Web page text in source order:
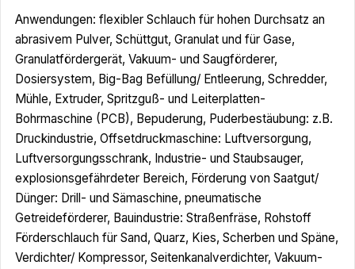
Anwendungen: flexibler Schlauch für hohen Durchsatz an
abrasivem Pulver, Schüttgut, Granulat und für Gase,
Granulatfördergerät, Vakuum- und Saugförderer,
Dosiersystem, Big-Bag Befüllung/ Entleerung, Schredder,
Mühle, Extruder, Spritzguß- und Leiterplatten-
Bohrmaschine (PCB), Bepuderung, Puderbestäubung: z.B.
Druckindustrie, Offsetdruckmaschine: Luftversorgung,
Luftversorgungsschrank, Industrie- und Staubsauger,
explosionsgefährdeter Bereich, Förderung von Saatgut/
Dünger: Drill- und Sämaschine, pneumatische
Getreideförderer, Bauindustrie: Straßenfräse, Rohstoff
Förderschlauch für Sand, Quarz, Kies, Scherben und Späne,
Verdichter/ Kompressor, Seitenkanalverdichter, Vakuum-